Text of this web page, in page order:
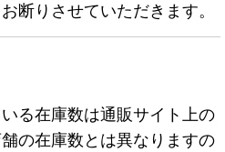
断りさせていただきます。
る在庫数は通販サイト上の
の在庫数とは異なりますの